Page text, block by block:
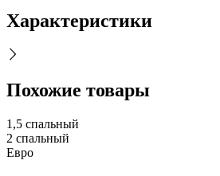
Характеристики
Похожие товары
1,5 спальный
2 спальный
Евро